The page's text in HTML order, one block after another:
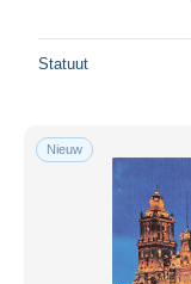
Statuut
Nieuw